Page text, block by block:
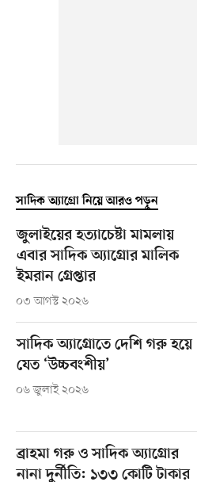
সাদিক অ্যাগ্রো নিয়ে আরও পড়ুন
জুলাইয়ের হত্যাচেষ্টা মামলায়
এবার সাদিক অ্যাগ্রোর মালিক
ইমরান গ্রেপ্তার
০৩ আগস্ট ২০২৬
সাদিক অ্যাগ্রোতে দেশি গরু হয়ে
যেত ‘উচ্চবংশীয়’
০৬ জুলাই ২০২৬
ব্রাহমা গরু ও সাদিক অ্যাগ্রোর
নানা দুর্নীতি: ১৩৩ কোটি টাকার